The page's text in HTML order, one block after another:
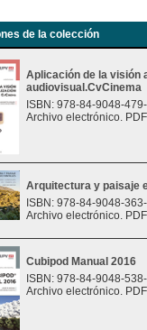
de la colección
Aplicación de la visión
audiovisual.CvCinema
ISBN: 978-84-9048-
Archivo electrónico.
Arquitectura y paisaje
ISBN: 978-84-9048-
Archivo electrónico.
Cubipod Manual 2016
ISBN: 978-84-9048-
Archivo electrónico.